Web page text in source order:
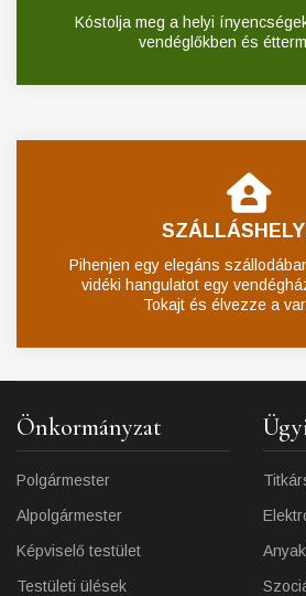
Kóstolja meg a helyi
vendéglőkben és
Pihenjen egy elegáns
vidéki hangulatot egy
Tokajt és élvezze a
Önkormányzat
Polgármester
Alpolgármester
Képviselő testület
Testületi ülések